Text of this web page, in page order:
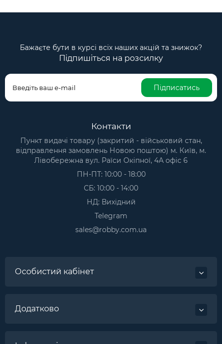
Бажаєте бути в курсі всіх наших акцій та знижок?
Підпишіться на розсилку
Підписатись
Контакти
Пункт видачі товару (закритий - військовий стан,
відправлення замовлень Новою поштою) м. Київ, м.
Лівобережна вул. Раїси Окіпної, 4А офіс 6
ПН-ПТ: 10:00 - 18:00
СБ: 10:00 - 14:00
НД: Вихідний
Telegram
sales@robby.com.ua
Особистий кабінет
Додатково